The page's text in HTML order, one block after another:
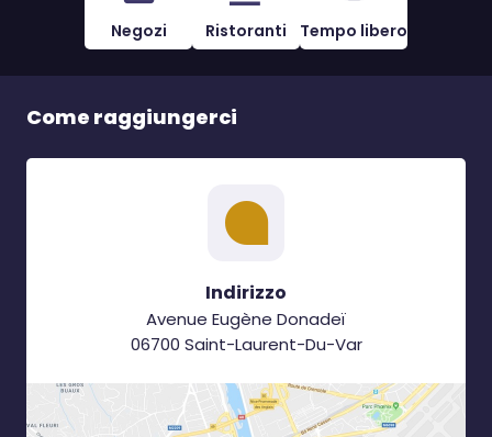
Negozi Ristoranti Tempo libero
Come raggiungerci
Indirizzo
Avenue Eugène Donadeï
06700 Saint-Laurent-Du-Var